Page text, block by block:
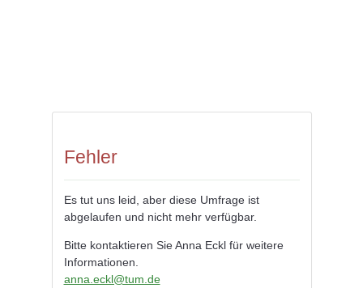
Fehler
Es tut uns leid, aber diese Umfrage ist
abgelaufen und nicht mehr verfügbar.
Bitte kontaktieren Sie Anna Eckl für weitere
Informationen.
anna.eckl@tum.de